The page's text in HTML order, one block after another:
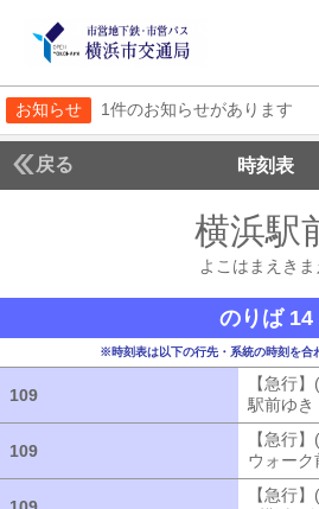
お知らせ 1件のお知らせがあります
戻る 時刻表
横浜駅
よこはまえきま
のりば 14
※時刻表は以下の行先・系統の時刻を合
109
【急行
駅前ゆき
109
【急行
ウォーク
【急行